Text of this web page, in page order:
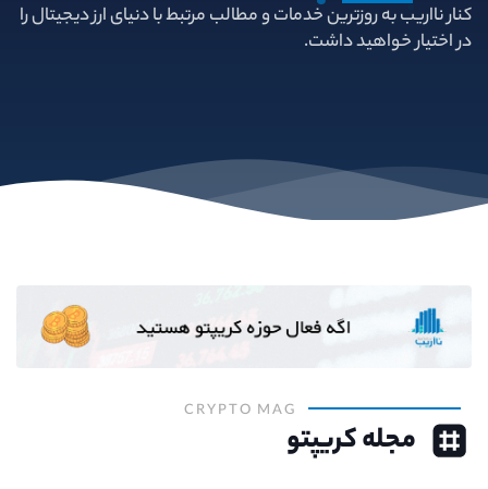
کنار نااریب به روزترین خدمات و مطالب مرتبط با دنیای ارز دیجیتال را
در اختیار خواهید داشت.
CRYPTO MAG
مجله کریپتو